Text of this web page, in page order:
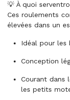
💡 À quoi
Ces roulements
élevées dans un
Idéal pour les
Conception
Courant dans
les petits